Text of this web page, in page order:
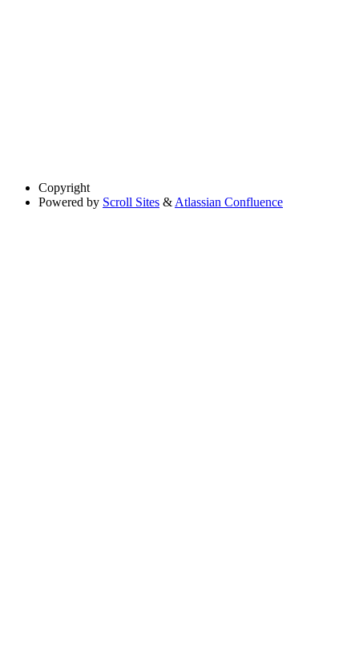
Copyright
Powered by Scroll Sites &Atlassian Confluence